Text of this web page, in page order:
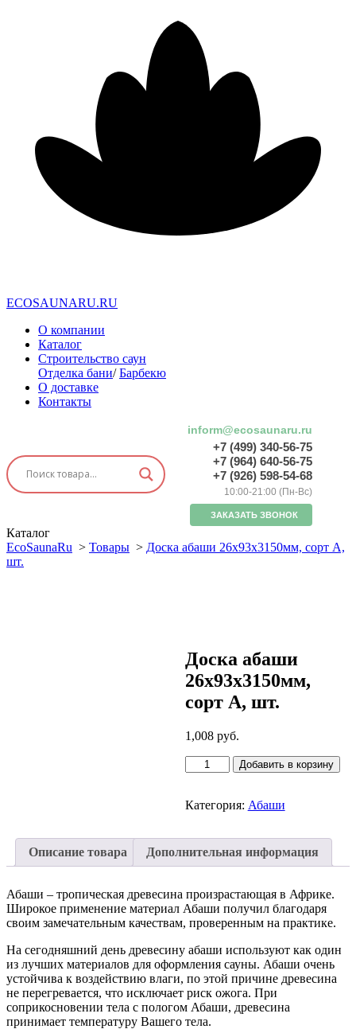
ECOSAUNARU.RU
О компании
Каталог
Строительство саун
Отделка бани/Барбекю
О доставке
Контакты
inform@ecosaunaru.ru
+7 (499) 340-56-75
+7 (964) 640-56-75
+7 (926) 598-54-68
10:00-21:00 (Пн-Вс)
ЗАКАЗАТЬ ЗВОНОК
Каталог
EcoSaunaRu > Товары > Доска абаши 26х93х3150мм, сорт А,
шт.
Доска абаши
26х93х3150мм,
сорт А, шт.
1,008руб.
Количество
товара
абаши
А,
Добавить в корзину
Категория: Абаши
Описание товара Дополнительная информация
Абаши – тропическая древесина произрастающая в Африке.
Широкое применение материал Абаши получил благодаря
своим замечательным качествам, проверенным на практике.
На сегодняшний день древесину aбаши используют как один
из лучших материалов для оформления сауны. Абаши очень
устойчива к воздействию влаги, по этой причине древесина
не перегревается, что исключает риск ожога. При
соприкосновении тела с пологом Абаши, древесина
принимает температуру Вашего тела.